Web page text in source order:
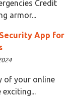
Credit
armor...
App for
of your online
exciting...